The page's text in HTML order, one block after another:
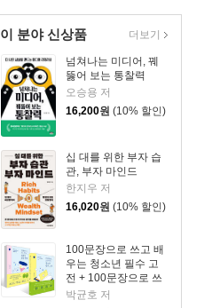
이 분야 신상품
넘쳐나는 미디어, 꿰
뚫어 보는 통찰력
오승용 저
16,200원 (10% 할인)
십 대를 위한 부자 습
관, 부자 마인드
한지우 저
16,020원 (10% 할인)
100문장으로 쓰고 배
우는 청소년 필수 고
전 + 100문장으로 쓰
고 배우는 청소년 필
박균호 저
더보기